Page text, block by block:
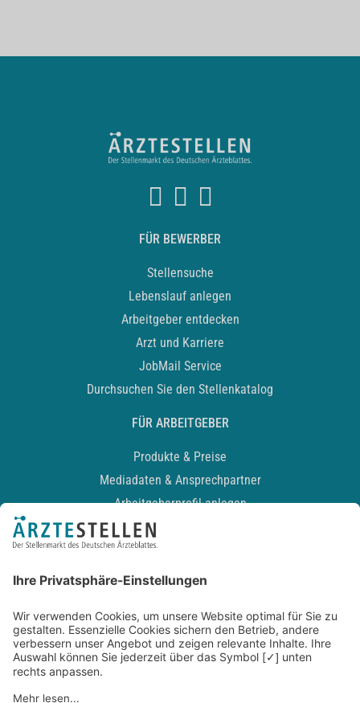
FÜR BEWERBER
Stellensuche
Lebenslauf anlegen
Arbeitgeber entdecken
Arzt und Karriere
JobMail Service
Durchsuchen Sie den Stellenkatalog
FÜR ARBEITGEBER
Produkte & Preise
Mediadaten & Ansprechpartner
Arbeitgeberprofil anlegen
Recruiting-Podcast
Kontakt
Datenschutz
Newsletter